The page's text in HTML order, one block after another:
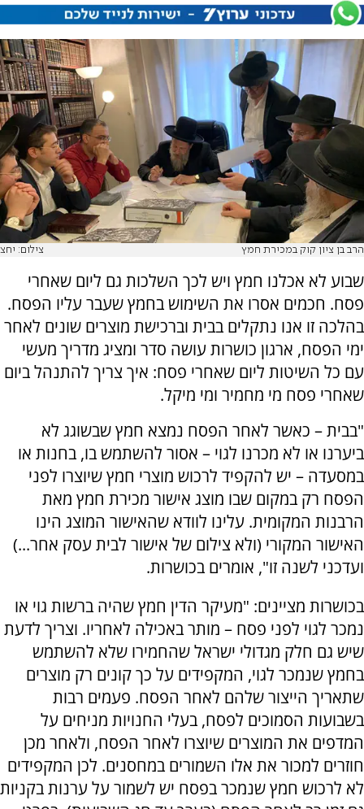
הרב בן ציון קוק במכירת חמץ צילום: יחצ
שבוע לא אכלנו חמץ ויש לכך השלכות גם ליום שאחרי
פסח. חכמים אסרו את השימוש בחמץ שעבר עליו הפסח.
בהלכה זו אנו נתקלים בבית וברכישת מוצרים שונים לאחר
ימי הפסח, ארגון כושרות עושה סדר ומציג מדריך מעשי
עם כל השיטות ליום שאחרי פסח: איך צריך להתנהל ביום
שאחרי פסח מי מחמיר ומי מיקל.
"בבית – כאשר לאחר הפסח נמצא חמץ שבשוגג לא
ביערנו או לא מכרנו לגוי – אסור להשתמש בו, בחנות או
במסעדה – יש להקפיד לרכוש מוצרי חמץ שיוצרו לפני
הפסח רק במקום שבו מוצג אישור מכירת חמץ מאת
הרבנות המקומית. עלינו לוודא שהאישור המוצג הינו
האישור המקורי (ולא צילום של אישור לבית עסק אחר...)
ועדכני לשנה זו", אומרים בכושרות.
בכושרות מציינים: "מעיקר הדין חמץ שהיה ברשות גוי או
נמכר לגוי לפני פסח – מותר באכילה לאחריו. וצריך לדעת
שיש גם חלק מגדולי ישראל שהחמירו שלא להשתמש
בחמץ שנמכר לגוי, המקפידים על כך קונים רק מוצרים
שתאריך הייצור שלהם לאחר הפסח. פעמים רבות
בשבועות הסמוכים לפסח, בעלי החנויות מניחים על
המדפים את המוצרים שיוצרו לאחר הפסח, ולאחר מכן
חוזרים למכור את אלו השמורים במחסנים. לכן המקפידים
לא לרכוש חמץ שנמכר בפסח יש לשמור על ערנות בקניות